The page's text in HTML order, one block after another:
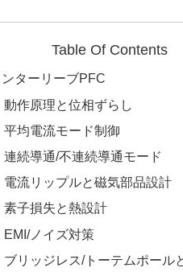
Table Of Contents
ターリーブPFC
動作原理と位相ずらし
平均電流モード制御
連続導通/不連続導通モード
電流リップルと磁気部品設計
素子損失と熱設計
EMI/ノイズ対策
ブリッジレス/トーテムポール